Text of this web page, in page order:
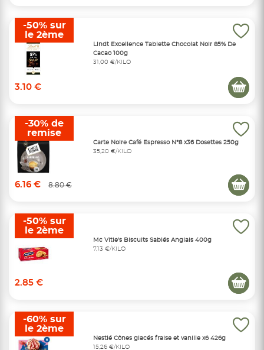
Lindt Excellence Tablette Chocolat Noir 85% De
Cacao 100g
31,00 €/KILO
3.10 €
-50% sur
le 2ème
Carte Noire Café Espresso N°8 x36 Dosettes 250g
35,20 €/KILO
6.16 € 8.80 €
-30% de
remise
Mc Vitie's Biscuits Sablés Anglais 400g
7,13 €/KILO
2.85 €
-50% sur
le 2ème
Nestlé Cônes glacés fraise et vanille x6 426g
15,26 €/KILO
-60% sur
le 2ème